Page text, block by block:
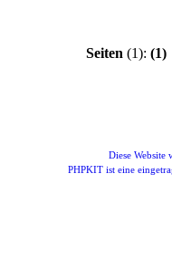
Seiten (1): (1)
Diese Website
PHPKIT ist eine